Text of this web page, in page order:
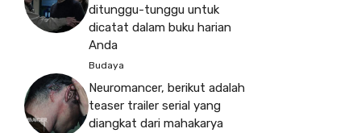
ditunggu-tunggu untuk
dicatat dalam buku harian
Anda
Budaya
Neuromancer, berikut adalah
teaser trailer serial yang
diangkat dari mahakarya